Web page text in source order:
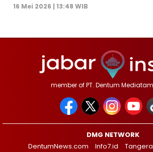
16 Mei 2026 | 13:48 WIB
member of PT. Dentum
DMG NETWORK
DentumNews.com
Info7.id